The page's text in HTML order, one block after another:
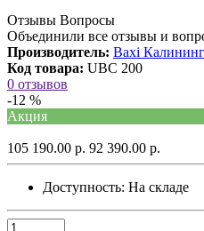
Отзывы Вопросы
Объединили все отзывы и
Производитель: Baxi
Код товара: UBC 200
0 отзывов
-12 %
Акция
105 190.00 р. 92 390.00 р.
Доступность: На складе